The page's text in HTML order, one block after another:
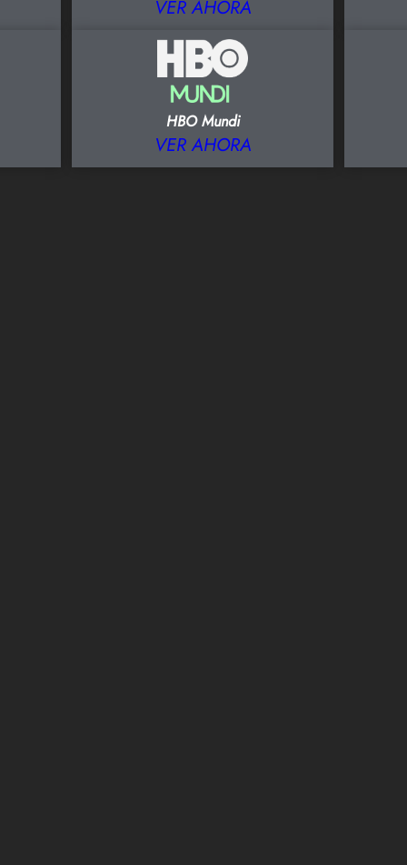
VER AHORA
HBO Mundi
VER AHORA